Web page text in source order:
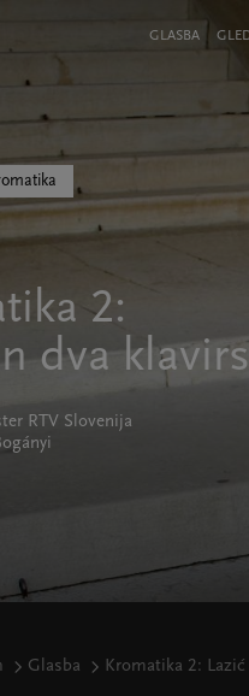
MeniGLASBA
2:
dva
RTV Slovenija
Glasba Kromatika 2: